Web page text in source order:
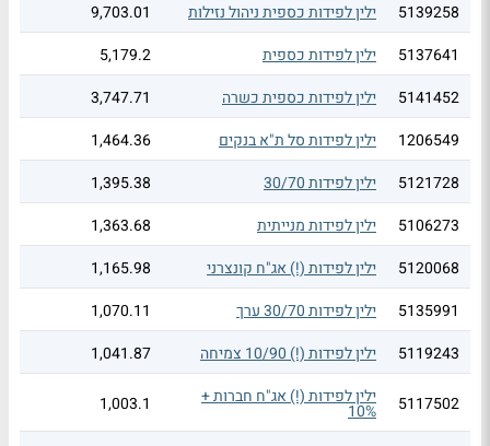
5139258 ילין לפידות כספית ניהול נזילות
9,703.01
5137641
ילין לפידות כספית
5,179.2
5141452
ילין לפידות כספית כשרה
3,747.71
1206549
ילין לפידות סל ת"א בנקים
1,464.36
5121728
ילין לפידות 30/70
1,395.38
5106273
ילין לפידות מנייתית
1,363.68
5120068
ילין לפידות (!) אג"ח קונצרני
1,165.98
5135991
ילין לפידות 30/70 ערך
1,070.11
5119243
ילין לפידות (!) 10/90 צמיחה 1,041.87
5117502 ילין לפידות (!) אג"ח חברות +
10%
1,003.1